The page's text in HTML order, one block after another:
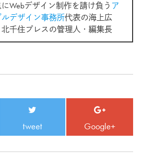
Webデザイン制作を請け負う ア
ルデザイン事務所代表の海上広
千住プレスの管理人・編集長
tweet Google+